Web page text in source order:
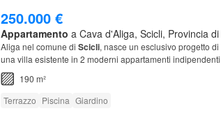
250.000 €
Appartamento a Cava d'Aliga, Scicli, Provincia
Aliga nel comune di Scicli, nasce un esclusivo progetto
una villa esistente in 2 moderni appartamenti
di circa 90 mq ed un giardino di pertinenza e…
190 m²
Terrazzo Piscina Giardino